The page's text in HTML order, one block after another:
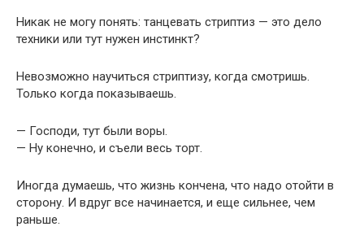
Никак не могу понять: танцевать стриптиз — это дело
техники или тут нужен инстинкт?
Невозможно научиться стриптизу, когда смотришь.
Только когда показываешь.
— Господи, тут были воры.
— Ну конечно, и съели весь торт.
Иногда думаешь, что жизнь кончена, что надо отойти в
сторону. И вдруг все начинается, и еще сильнее, чем
раньше.